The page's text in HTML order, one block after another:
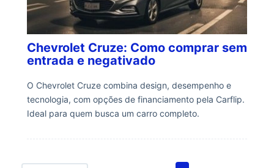
Chevrolet Cruze: Como comprar sem
entrada e negativado
O Chevrolet Cruze combina design, desempenho e
tecnologia, com opções de financiamento pela Carflip.
Ideal para quem busca um carro completo.